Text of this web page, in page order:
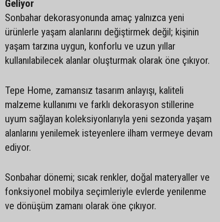
Geliyor
Sonbahar dekorasyonunda amaç yalnızca yeni
ürünlerle yaşam alanlarını değiştirmek değil; kişinin
yaşam tarzına uygun, konforlu ve uzun yıllar
kullanılabilecek alanlar oluşturmak olarak öne çıkıyor.
Tepe Home, zamansız tasarım anlayışı, kaliteli
malzeme kullanımı ve farklı dekorasyon stillerine
uyum sağlayan koleksiyonlarıyla yeni sezonda yaşam
alanlarını yenilemek isteyenlere ilham vermeye devam
ediyor.
Sonbahar dönemi; sıcak renkler, doğal materyaller ve
fonksiyonel mobilya seçimleriyle evlerde yenilenme
ve dönüşüm zamanı olarak öne çıkıyor.